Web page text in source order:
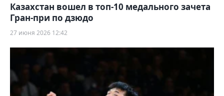
Казахстан вошел в топ-10 медального зачета
Гран-при по дзюдо
27 июня 2026 12:42